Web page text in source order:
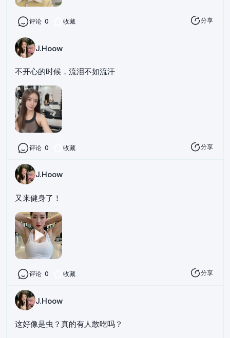
评论 0 收藏 分享
J.Hoow
不开心的时候，流泪不如流汗
评论 0 收藏 分享
J.Hoow
又来健身了！
评论 0 收藏 分享
J.Hoow
这好像是虫？真的有人敢吃吗？